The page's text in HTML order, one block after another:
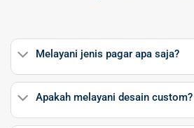
Melayani jenis pagar apa saja?
Apakah melayani desain custom?